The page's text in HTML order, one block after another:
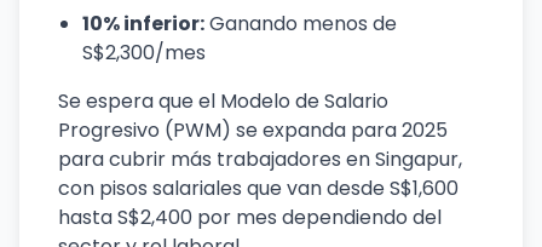
10% inferior:Ganando menos de
S$2,300/mes
Se espera que el Modelo de Salario
Progresivo (PWM) se expanda para 2025
para cubrir más trabajadores en Singapur,
con pisos salariales que van desde S$1,600
hasta S$2,400 por mes dependiendo del